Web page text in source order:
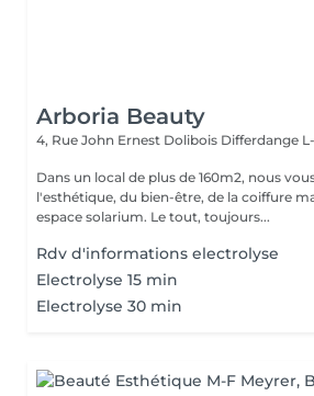
Arboria Beauty
4, Rue John Ernest Dolibois Differdange
Dans un local de plus de 160m2, nous
l'esthétique, du bien-être, de la coiffure
espace solarium. Le tout, toujours...
Rdv d'informations electrolyse
Electrolyse 15 min
Electrolyse 30 min